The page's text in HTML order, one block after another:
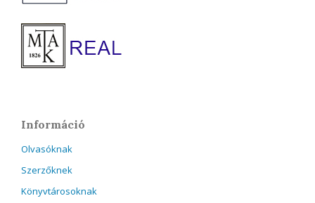
Információ
Olvasóknak
Szerzőknek
Könyvtárosoknak